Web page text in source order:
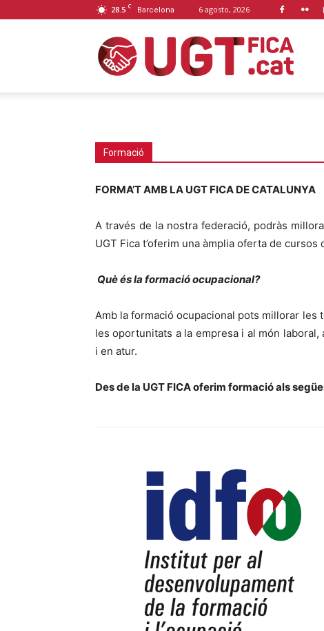
28.5 C Barcelona 6 agosto, 2026
Formació
FORMA’T AMB LA UGT FICA DE CATALUNYA
A través de la nostra federació, podràs
UGT Fica t’oferim una àmplia oferta de
Què és la formació ocupacional?
Amb la formació ocupacional pots millorar
les oportunitats a la empresa i al món
i en atur.
Des de la UGT FICA oferim formació als